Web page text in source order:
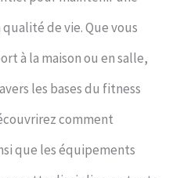
de vie. Que vous
à la maison ou en salle,
les bases du fitness
comment
que les équipements